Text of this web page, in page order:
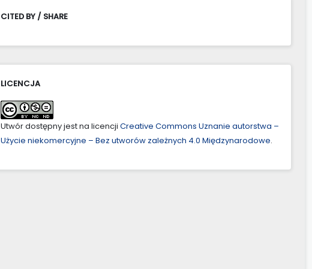
CITED BY / SHARE
LICENCJA
Utwór dostępny jest na licencji Creative Commons Uznanie autorstwa –
Użycie niekomercyjne – Bez utworów zależnych 4.0 Międzynarodowe.